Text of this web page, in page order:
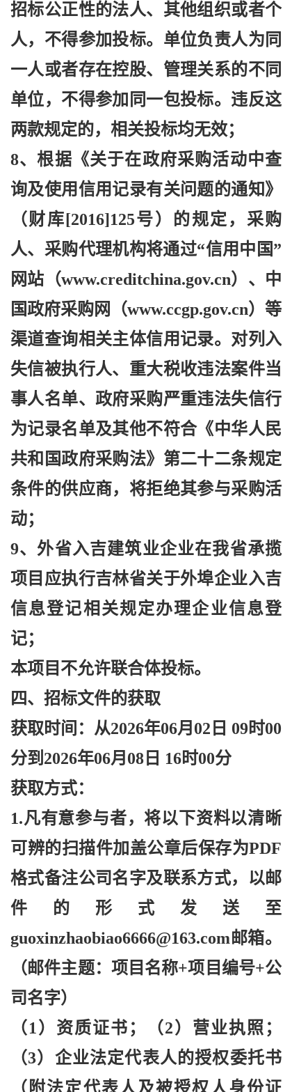
招标公正性的法人、其他组织或者个
人，不得参加投标。单位负责人为同
一人或者存在控股、管理关系的不同
单位，不得参加同一包投标。违反这
两款规定的，相关投标均无效；
8、根据《关于在政府采购活动中查
询及使用信用记录有关问题的通知》
（财库[2016]125号）的规定，采购
人、采购代理机构将通过“信用中国”
网站（www.creditchina.gov.cn）、中
国政府采购网（www.ccgp.gov.cn）等
渠道查询相关主体信用记录。对列入
失信被执行人、重大税收违法案件当
事人名单、政府采购严重违法失信行
为记录名单及其他不符合《中华人民
共和国政府采购法》第二十二条规定
条件的供应商，将拒绝其参与采购活
动；
9、外省入吉建筑业企业在我省承揽
项目应执行吉林省关于外埠企业入吉
信息登记相关规定办理企业信息登
记；
本项目不允许联合体投标。
四、招标文件的获取
获取时间：从2026年06月02日 09时00
分到2026年06月08日 16时00分
获取方式：
1.凡有意参与者，将以下资料以清晰
可辨的扫描件加盖公章后保存为PDF
格式备注公司名字及联系方式，以邮
件的形式发送至
guoxinzhaobiao6666@163.com邮箱。
（邮件主题：项目名称+项目编号+公
司名字）
（1）资质证书；（2）营业执照；
（3）企业法定代表人的授权委托书
（附法定代表人及被授权人身份证